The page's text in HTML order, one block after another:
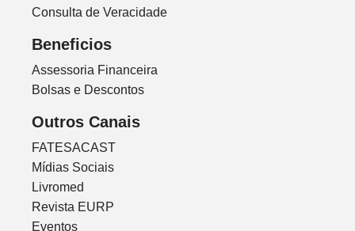
Consulta de Veracidade
Beneficios
Assessoria Financeira
Bolsas e Descontos
Outros Canais
FATESACAST
Mídias Sociais
Livromed
Revista EURP
Eventos